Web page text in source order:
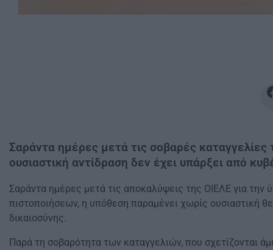
Σαράντα ημέρες μετά τις σοβαρές
ουσιαστική αντίδραση δεν έχει υπάρξει από
Σαράντα ημέρες μετά τις αποκαλύψεις της ΟΙΕΛΕ για
πιστοποιήσεων, η υπόθεση παραμένει χωρίς ουσιαστική
δικαιοσύνης.
Παρά τη σοβαρότητα των καταγγελιών, που σχετίζονται